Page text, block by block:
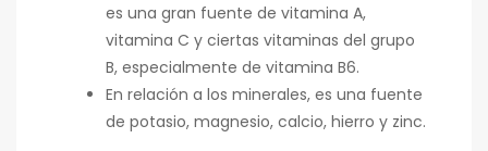
es una gran fuente de vitamina A,
vitamina C y ciertas vitaminas del grupo
B, especialmente de vitamina B6.
En relación a los minerales, es una fuente
de potasio, magnesio, calcio, hierro y zinc.